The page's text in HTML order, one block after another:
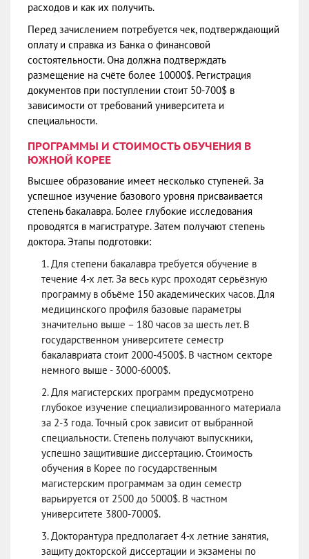
расходов и как их получить.
Перед зачислением потребуется чек, подтверждающий
оплату и справка из Банка о финансовой
состоятельности. Она должна подтверждать
размещение на счёте более 10000$. Регистрация
документов при поступлении стоит 50-700$ в
зависимости от требований университета и
специальности.
ПРОГРАММЫ И СТОИМОСТЬ ОБУЧЕНИЯ В
ЮЖНОЙ КОРЕЕ
Высшее образование имеет несколько ступеней. За
успешное изучение базового уровня присваивается
степень бакалавра. Более глубокие исследования
проводятся в магистратуре. Затем получают степень
доктора. Этапы подготовки:
Для степени бакалавра требуется обучение в
течение 4-х лет. За весь курс проходят серьёзную
программу в объёме 150 академических часов. Для
медицинского профиля базовые параметры
значительно выше – 180 часов за шесть лет. В
государственном университете семестр
бакалавриата стоит 2000-4500$. В частном секторе
немного выше - 3000-6000$.
Для магистерских программ предусмотрено
глубокое изучение специализированного материала
за 2-3 года. Точный срок зависит от выбранной
специальности. Степень получают выпускники,
успешно защитившие диссертацию. Стоимость
обучения в Корее по государственным
магистерским программам за один семестр
варьируется от 2500 до 5000$. В частном
университете 3800-7000$.
Докторантура предполагает 4-х летние занятия,
защиту докторской диссертации и экзамены по